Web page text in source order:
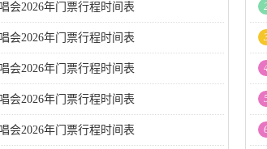
会2026年门票行程时间表
会2026年门票行程时间表
会2026年门票行程时间表
会2026年门票行程时间表
会2026年门票行程时间表